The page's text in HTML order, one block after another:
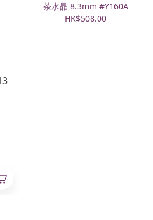
茶水晶 8.3mm #Y160A
HK$508.00